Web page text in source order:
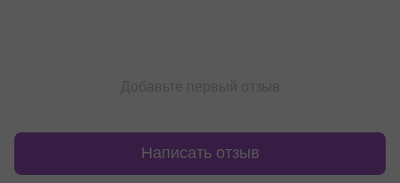
Написать отзыв